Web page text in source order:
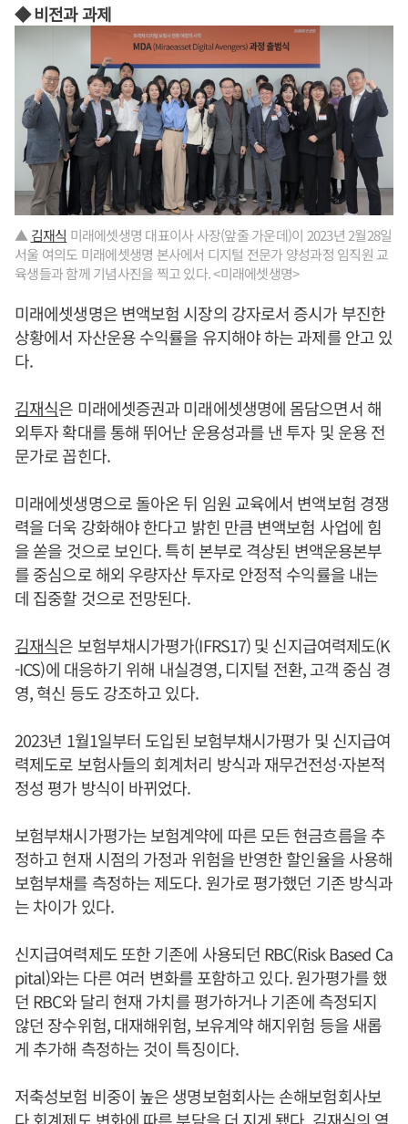
◆ 비전과 과제
▲ 김재식 미래에셋생명 대표이사 사장(앞줄 가운데)이 2023년 2월28일
서울 여의도 미래에셋생명 본사에서 디지털 전문가 양성과정 임직원 교
육생들과 함께 기념사진을 찍고 있다. <미래에셋생명>
미래에셋생명은 변액보험 시장의 강자로서 증시가 부진한
상황에서 자산운용 수익률을 유지해야 하는 과제를 안고 있
다.
김재식은 미래에셋증권과 미래에셋생명에 몸담으면서 해
외투자 확대를 통해 뛰어난 운용성과를 낸 투자 및 운용 전
문가로 꼽힌다.
미래에셋생명으로 돌아온 뒤 임원 교육에서 변액보험 경쟁
력을 더욱 강화해야 한다고 밝힌 만큼 변액보험 사업에 힘
을 쏟을 것으로 보인다. 특히 본부로 격상된 변액운용본부
를 중심으로 해외 우량자산 투자로 안정적 수익률을 내는
데 집중할 것으로 전망된다.
김재식은 보험부채시가평가(IFRS17) 및 신지급여력제도(K
-ICS)에 대응하기 위해 내실경영, 디지털 전환, 고객 중심 경
영, 혁신 등도 강조하고 있다.
2023년 1월1일부터 도입된 보험부채시가평가 및 신지급여
력제도로 보험사들의 회계처리 방식과 재무건전성·자본적
정성 평가 방식이 바뀌었다.
보험부채시가평가는 보험계약에 따른 모든 현금흐름을 추
정하고 현재 시점의 가정과 위험을 반영한 할인율을 사용해
보험부채를 측정하는 제도다. 원가로 평가했던 기존 방식과
는 차이가 있다.
신지급여력제도 또한 기존에 사용되던 RBC(Risk Based Ca
pital)와는 다른 여러 변화를 포함하고 있다. 원가평가를 했
던 RBC와 달리 현재 가치를 평가하거나 기존에 측정되지
않던 장수위험, 대재해위험, 보유계약 해지위험 등을 새롭
게 추가해 측정하는 것이 특징이다.
저축성보험 비중이 높은 생명보험회사는 손해보험회사보
다 회계제도 변화에 따른 부담을 더 지게 됐다. 김재식의 역